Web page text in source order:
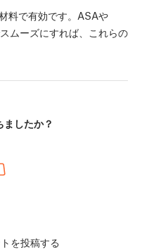
料で有効です。ASAや
ムーズにすれば、これらの
ましたか？
を投稿する